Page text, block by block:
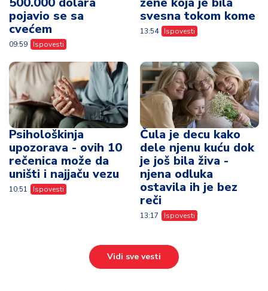
pojavio se sa
cvećem
09:59 Ispovesti
svesna tokom kome
13:54 Ispovesti
Psihološkinja
upozorava - ovih 10
rečenica može da
uništi i najjaču vezu
10:51 Ispovesti
Čula je decu kako
dele njenu kuću dok
je još bila živa -
njena odluka
ostavila ih je bez
reči
13:17 Ispovesti
Vidi sve vesti